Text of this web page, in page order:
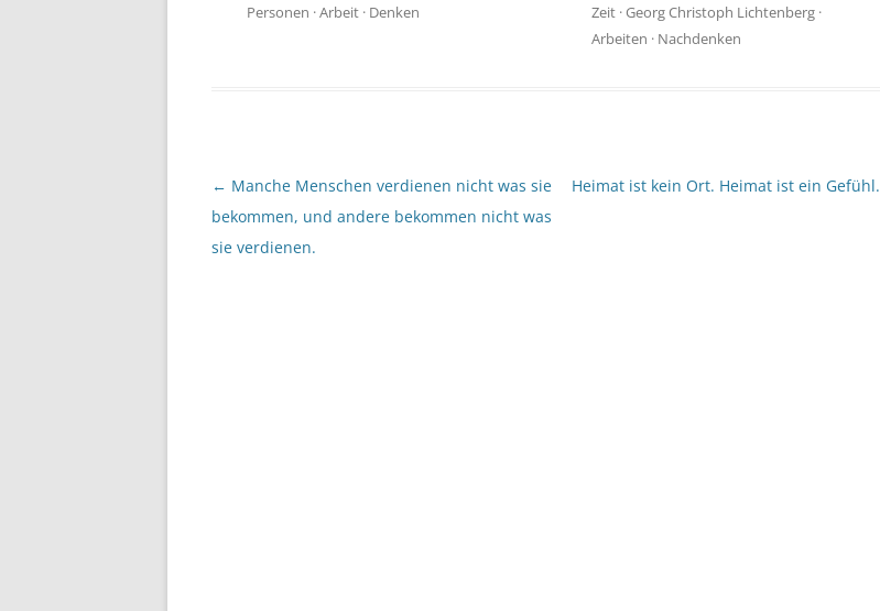
Personen ·Arbeit · Denken
Zeit·Georg Christoph Lichtenberg·
Arbeiten · Nachdenken
Beitragsnavigation
← Manche Menschen verdienen nicht was sie
bekommen, und andere bekommen nicht was
sie verdienen.
Heimat ist kein Ort. Heimat ist ein Gefühl.